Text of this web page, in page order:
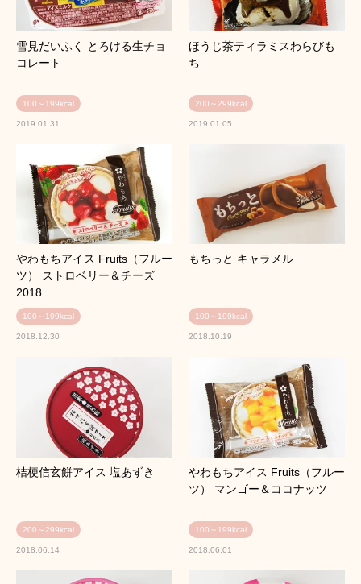
雪見だいふく とろける生チョ
コレート
100～199kcal
2019.01.31
ほうじ茶ティラミスわらびも
ち
200～299kcal
2019.01.05
やわもちアイス Fruits（フルー
ツ） ストロベリー＆チーズ
2018
100～199kcal
2018.12.30
もちっと キャラメル
100～199kcal
2018.10.19
桔梗信玄餅アイス 塩あずき
200～299kcal
2018.06.14
やわもちアイス Fruits（フルー
ツ） マンゴー＆ココナッツ
100～199kcal
2018.06.01